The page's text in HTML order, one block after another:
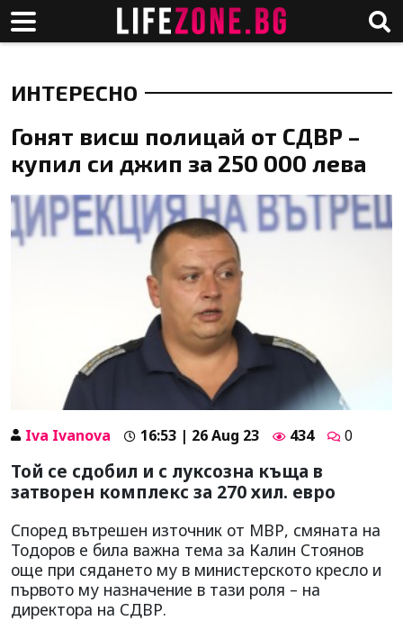
ИНТЕРЕСНО
Гонят висш полицай от СДВР –
купил си джип за 250 000 лева
Iva Ivanova 16:53 | 26 Aug 23 434 0
Той се сдобил и с луксозна къща в
затворен комплекс за 270 хил. евро
Според вътрешен източник от МВР, смяната на
Тодоров е била важна тема за Калин Стоянов
още при сядането му в министерското кресло и
първото му назначение в тази роля – на
директора на СДВР.